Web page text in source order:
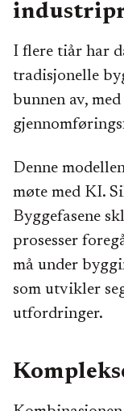
I flere tiår har
tradisjonelle
bunnen av,
Denne
møte med KI.
Byggefasene
prosesser
må under
som utvikler
utfordringer.